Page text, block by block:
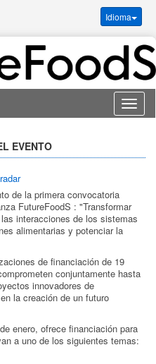
Idioma
Idioma
EVENTO
de la primera convocatoria
FutureFoodS : "Transformar
interacciones de los sistemas
alimentarias y potenciar la
de financiación de 19
conjuntamente hasta
innovadores de
la creación de un futuro
enero, ofrece financiación para
a uno de los siguientes temas: